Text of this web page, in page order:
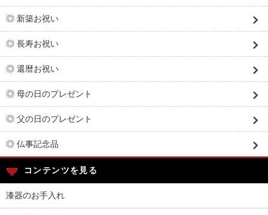
◎ 新築お祝い
◎ 長寿お祝い
◎ 還暦お祝い
◎ 母の日のプレゼント
◎ 父の日のプレゼント
◎ 仏事記念品
コンテンツを見る
漆器のお手入れ